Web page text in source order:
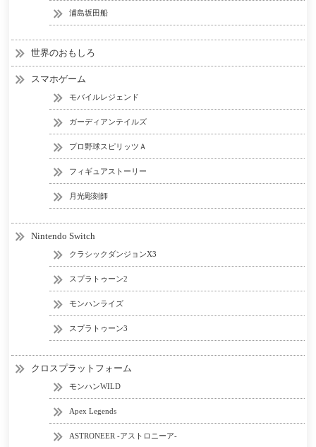
浦島坂田船
世界のおもしろ
スマホゲーム
モバイルレジェンド
ガーディアンテイルズ
プロ野球スピリッツＡ
フィギュアストーリー
月光彫刻師
Nintendo Switch
クラシックダンジョンX3
スプラトゥーン2
モンハンライズ
スプラトゥーン3
クロスプラットフォーム
モンハンWILD
Apex Legends
ASTRONEER -アストロニーア-